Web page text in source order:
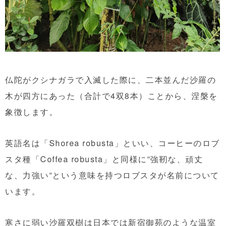
仏陀がクシナガラで入滅した際に、二本並んだ沙羅の
木が四方にあった（合計で4双8本）ことから、涅槃を
象徴します。
英語名は「Shorea robusta」といい、コーヒーのロブ
スタ種「Coffea robusta」と同様に”強靭な、頑丈
な、力強い”という意味を持つロブスタが名前について
います。
寒さに弱い沙羅双樹は日本では新宿御苑のような温室